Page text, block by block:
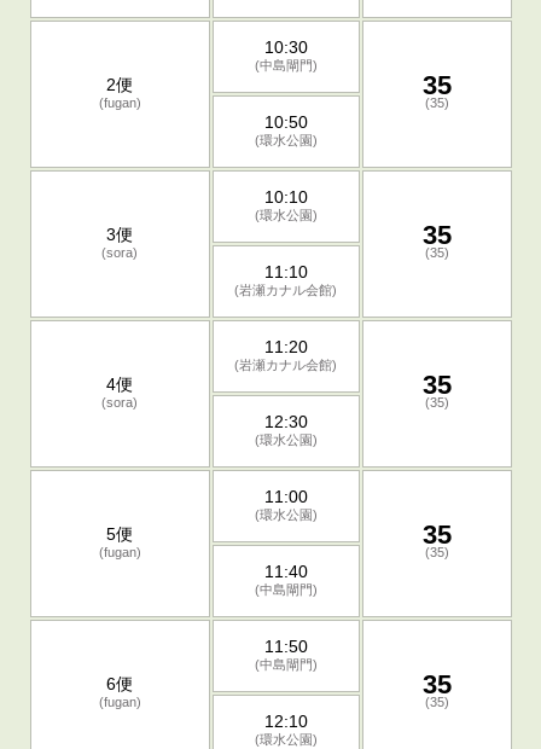
2便
(fugan)
10:30
(中島閘門)
35
(35)
10:50
(環水公園)
3便
(sora)
10:10
(環水公園)
35
(35)
11:10
(岩瀬カナル会館)
4便
(sora)
11:20
(岩瀬カナル会館)
35
(35)
12:30
(環水公園)
5便
(fugan)
11:00
(環水公園)
35
(35)
11:40
(中島閘門)
6便
(fugan)
11:50
(中島閘門)
35
(35)
12:10
(環水公園)